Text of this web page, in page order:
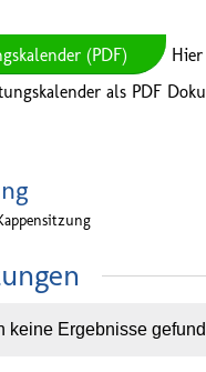
(PDF)
Hier
als PDF
keine Ergebnisse